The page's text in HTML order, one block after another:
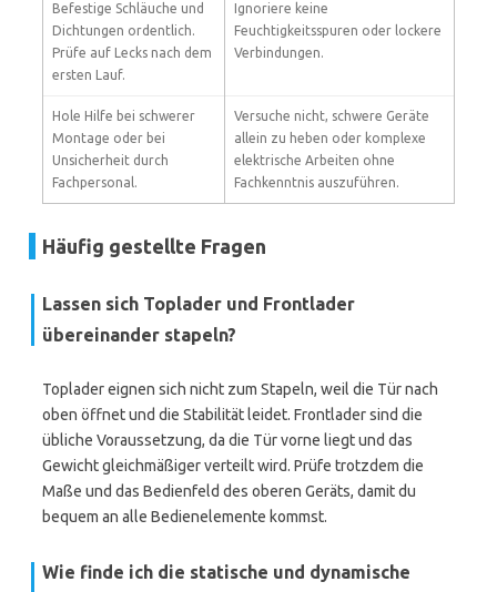
Befestige Schläuche und
Dichtungen ordentlich.
Prüfe auf Lecks nach dem
ersten Lauf.
Ignoriere keine
Feuchtigkeitsspuren oder lockere
Verbindungen.
Hole Hilfe bei schwerer
Montage oder bei
Unsicherheit durch
Fachpersonal.
Versuche nicht, schwere Geräte
allein zu heben oder komplexe
elektrische Arbeiten ohne
Fachkenntnis auszuführen.
Häufig gestellte Fragen
Lassen sich Toplader und Frontlader
übereinander stapeln?
Toplader eignen sich nicht zum Stapeln, weil die Tür nach
oben öffnet und die Stabilität leidet. Frontlader sind die
übliche Voraussetzung, da die Tür vorne liegt und das
Gewicht gleichmäßiger verteilt wird. Prüfe trotzdem die
Maße und das Bedienfeld des oberen Geräts, damit du
bequem an alle Bedienelemente kommst.
Wie finde ich die statische und dynamische